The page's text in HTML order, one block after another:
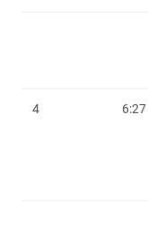
4 6:27